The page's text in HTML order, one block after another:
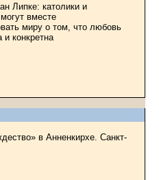
Липке: католики и
вместе
миру о том, что любовь
конкретна
в Анненкирхе. Санкт-